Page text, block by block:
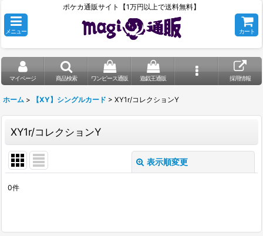
ポケカ通販サイト【1万円以上で送料無料】
メニュー カート
マイページ 商品検索 ワンピース通販 遊戯王通販 採用情報
ホーム > 【XY】シングルカード > XY1r/コレクションY
XY1r/コレクションY
表示順変更
0件